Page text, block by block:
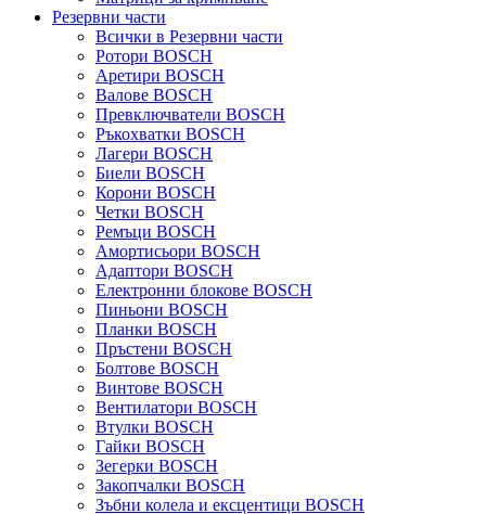
Резервни части
Всички в Резервни части
Ротори BOSCH
Аретири BOSCH
Валове BOSCH
Превключватели BOSCH
Ръкохватки BOSCH
Лагери BOSCH
Биели BOSCH
Корони BOSCH
Четки BOSCH
Ремъци BOSCH
Амортисьори BOSCH
Адаптори BOSCH
Електронни блокове BOSCH
Пиньони BOSCH
Планки BOSCH
Пръстени BOSCH
Болтове BOSCH
Винтове BOSCH
Вентилатори BOSCH
Втулки BOSCH
Гайки BOSCH
Зегерки BOSCH
Закопчалки BOSCH
Зъбни колела и ексцентици BOSCH